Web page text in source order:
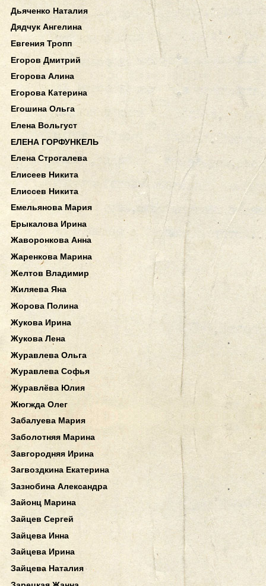
Дьяченко Наталия
Дядчук Ангелина
Евгения Тропп
Егоров Дмитрий
Егорова Алина
Егорова Катерина
Егошина Ольга
Елена Вольгуст
ЕЛЕНА ГОРФУНКЕЛЬ
Елена Строгалева
Елисеев Никита
Елиссев Никита
Емельянова Мария
Ерыкалова Ирина
Жаворонкова Анна
Жаренкова Марина
Желтов Владимир
Жиляева Яна
Жорова Полина
Жукова Ирина
Жукова Лена
Журавлева Ольга
Журавлева Софья
Журавлёва Юлия
Жюгжда Олег
Забалуева Мария
Заболотняя Марина
Завгородняя Ирина
Загвоздкина Екатерина
Зазнобина Александра
Зайонц Марина
Зайцев Сергей
Зайцева Инна
Зайцева Ирина
Зайцева Наталия